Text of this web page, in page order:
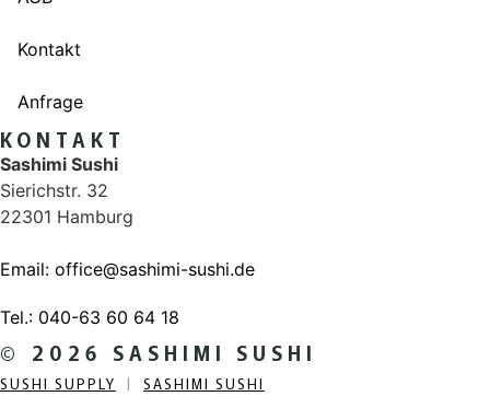
Kontakt
Anfrage
KONTAKT
Sashimi Sushi
Sierichstr. 32
22301 Hamburg
Email: office@sashimi-sushi.de
Tel.: 040-63 60 64 18
© 2026 SASHIMI SUSHI
SUSHI SUPPLY | SASHIMI SUSHI